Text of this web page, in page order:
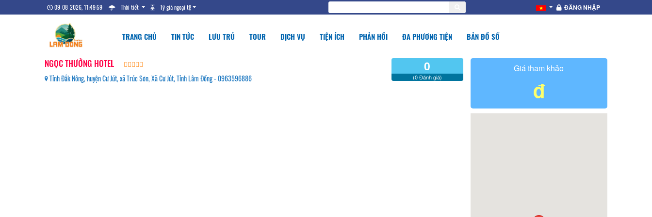
09-08-2026, 11:50:00 Thời tiết Tỷ giá ngoại tệ ĐĂNG NHẬP
TRANG CHỦ TIN TỨC LƯU TRÚ TOUR DỊCH VỤ TIỆN ÍCH PHẢN HỒI ĐA PHƯƠNG TIỆN BẢN ĐỒ SỐ
NGỌC THƯỞNG HOTEL
Tỉnh Đắk Nông, huyện Cư Jút, xã Trúc Sơn, Xã Cư Jút, Tỉnh Lâm Đồng - 0963596886
0
(0 Đánh giá)
Giá tham khảo
đ